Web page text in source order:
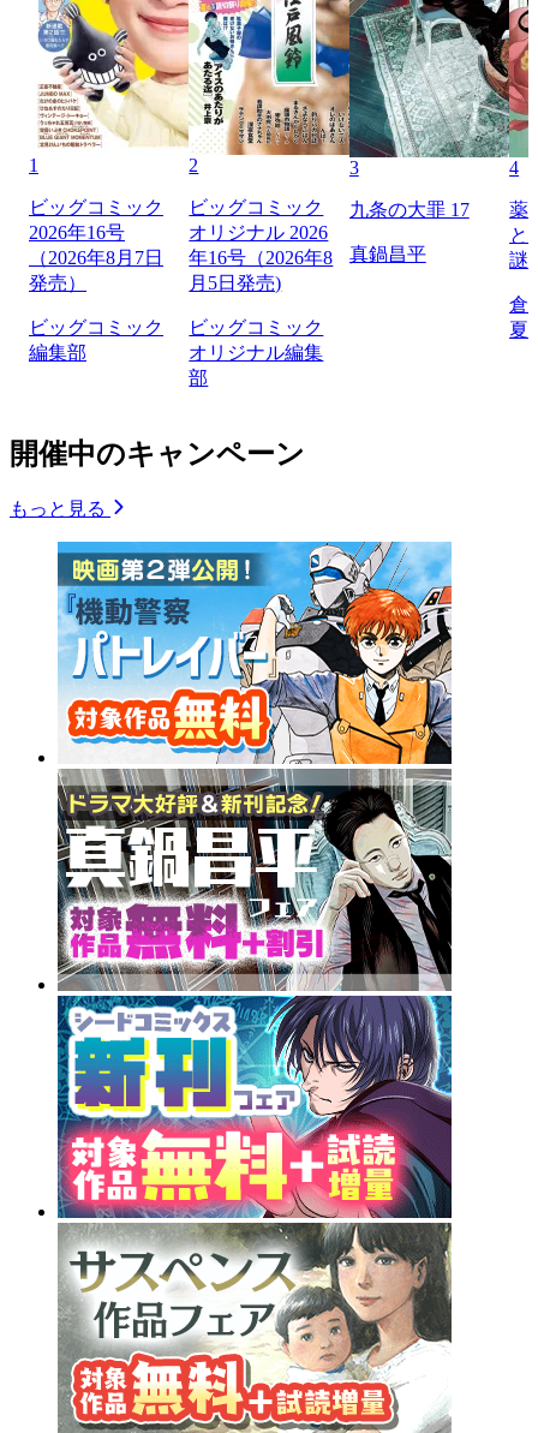
1
ビッグコミック
2026年16号
（2026年8月7日
発売）
ビッグコミック
編集部
2
ビッグコミック
オリジナル 2026
年16号（2026年8
月5日発売)
ビッグコミック
オリジナル編集
部
3
九条の大罪 17
真鍋昌平
4
薬
と
謎
倉
夏
開催中のキャンペーン
もっと見る